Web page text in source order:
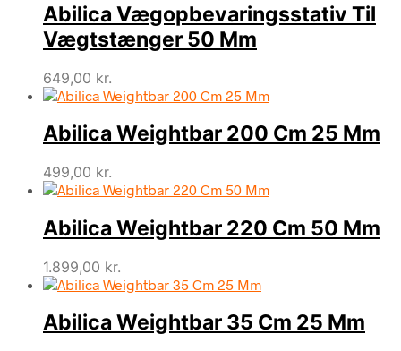
Abilica Vægopbevaringsstativ Til
Vægtstænger 50 Mm
649,00 kr.
Abilica Weightbar 200 Cm 25 Mm
499,00 kr.
Abilica Weightbar 220 Cm 50 Mm
1.899,00 kr.
Abilica Weightbar 35 Cm 25 Mm